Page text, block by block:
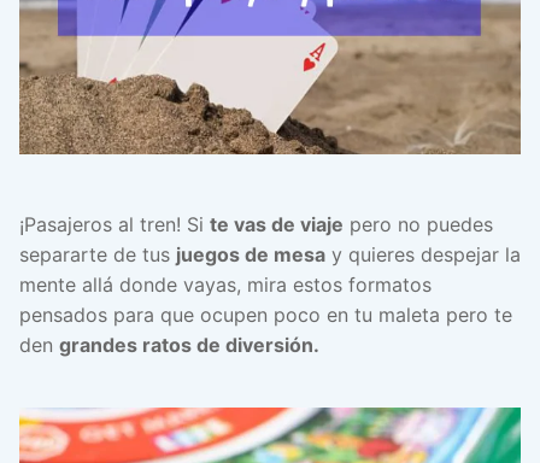
¡Pasajeros al tren! Si te vas de viaje pero no puedes
separarte de tus juegos de mesa y quieres despejar la
mente allá donde vayas, mira estos formatos
pensados para que ocupen poco en tu maleta pero te
den grandes ratos de diversión.